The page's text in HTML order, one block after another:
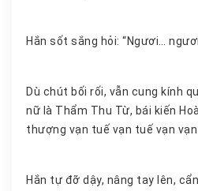
Hắn sốt sắng hỏi: “Ngươi…
Dù chút bối rối, vẫn cung kính quỳ xuống hành lễ: “Dân
nữ là Thẩm Thu Từ, bái kiến
thượng vạn tuế vạn tuế vạn vạn
Hắn tự đỡ dậy, nâng tay lên, cẩn thận vuốt ve đôi lông